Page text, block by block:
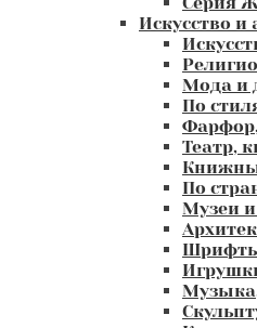
Искусство и
Мода и
По
Театр,
По
Музеи и